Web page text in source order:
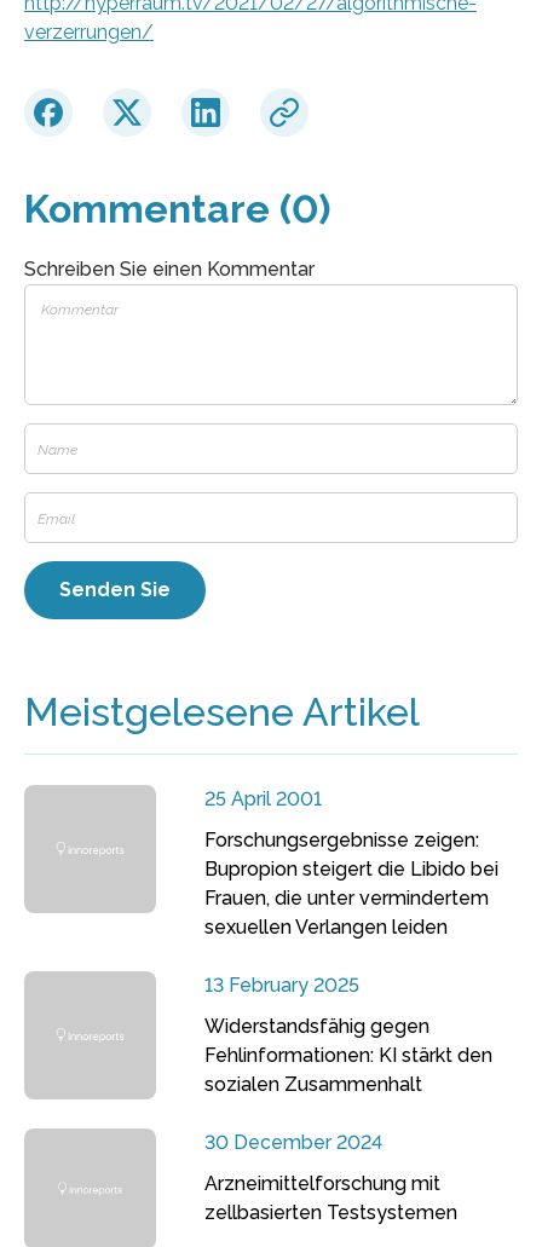
verzerrungen/
Kommentare (0)
Schreiben Sie einen Kommentar
Meistgelesene Artikel
25 April 2001
Forschungsergebnisse zeigen:
Bupropion steigert die Libido bei
Frauen, die unter vermindertem
sexuellen Verlangen leiden
13 February 2025
Widerstandsfähig gegen
Fehlinformationen: KI stärkt den
sozialen Zusammenhalt
30 December 2024
Arzneimittelforschung mit
zellbasierten Testsystemen